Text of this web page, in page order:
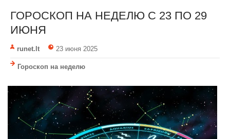
ГОРОСКОП НА НЕДЕЛЮ С 23 ПО 29
ИЮНЯ
runet.lt 23 июня 2025
Гороскоп на неделю